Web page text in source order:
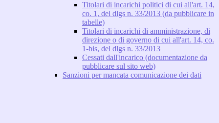
Titolari di incarichi politici di cui all'art. 14,
co. 1, del dlgs n. 33/2013 (da pubblicare in
tabelle)
Titolari di incarichi di amministrazione, di
direzione o di governo di cui all'art. 14, co.
1-bis, del dlgs n. 33/2013
Cessati dall'incarico (documentazione da
pubblicare sul sito web)
Sanzioni per mancata comunicazione dei dati